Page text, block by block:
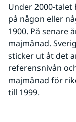
Under 2000-
på någon eller
1900. På senare
majmånad.
sticker ut åt det
referensnivån
majmånad för
till 1999.